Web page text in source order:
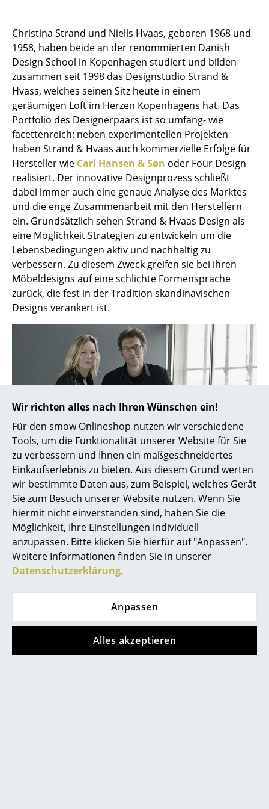
Wir richten alles nach Ihren Wünschen ein!
Für den smow Onlineshop nutzen wir verschiedene
Tools, um die Funktionalität unserer Website für Sie
zu verbessern und Ihnen ein maßgeschneidertes
Einkaufserlebnis zu bieten. Aus diesem Grund werten
wir bestimmte Daten aus, zum Beispiel, welches Gerät
Sie zum Besuch unserer Website nutzen. Wenn Sie
hiermit nicht einverstanden sind, haben Sie die
Möglichkeit, Ihre Einstellungen individuell
anzupassen. Bitte klicken Sie hierfür auf "Anpassen".
Weitere Informationen finden Sie in unserer
Datenschutzerklärung.
Anpassen
Alles akzeptieren
Einzelteile
... alle Aufbewahrungsmöbel
Licht
Hängeleuchten & Deckenleuchten
Tischleuchten
Schreibtischleuchten
Stehleuchten & Leseleuchten
Bodenleuchten
Wandleuchten
Outdoor-Leuchten
Akkuleuchten
... alle Leuchten
Doppelbetten
Einzelbetten
Stapelbetten
Kinderbetten
Nachttische & Bettzubehör
... alle Betten
Accessoires
Uhren
Spiegel
Figuren & Miniaturen
Tabletts
Büroutensilien
Christina Strand und Niells Hvaas, geboren 1968 und
1958, haben beide an der renommierten Danish
Design School in Kopenhagen studiert und bilden
zusammen seit 1998 das Designstudio Strand &
Hvass, welches seinen Sitz heute in einem
geräumigen Loft im Herzen Kopenhagens hat. Das
Portfolio des Designerpaars ist so umfang- wie
facettenreich: neben experimentellen Projekten
haben Strand & Hvaas auch kommerzielle Erfolge für
Hersteller wie Carl Hansen & Søn oder Four Design
realisiert. Der innovative Designprozess schließt
dabei immer auch eine genaue Analyse des Marktes
und die enge Zusammenarbeit mit den Herstellern
ein. Grundsätzlich sehen Strand & Hvaas Design als
eine Möglichkeit Strategien zu entwickeln um die
Lebensbedingungen aktiv und nachhaltig zu
verbessern. Zu diesem Zweck greifen sie bei ihren
Möbeldesigns auf eine schlichte Formensprache
zurück, die fest in der Tradition skandinavischen
Designs verankert ist.
Christina Strand und Niells Hvaas
0341 2222 88 10
Mo-Fr: 9-17 Uhr